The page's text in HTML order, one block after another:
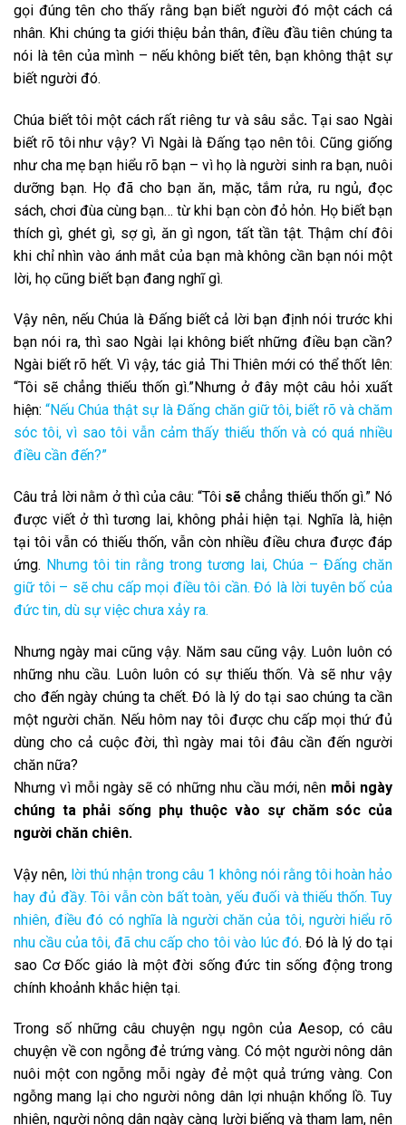
gọi đúng tên cho thấy rằng bạn biết người đó một cách cá
nhân. Khi chúng ta giới thiệu bản thân, điều đầu tiên chúng ta
nói là tên của mình – nếu không biết tên, bạn không thật sự
biết người đó.
Chúa biết tôi một cách rất riêng tư và sâu sắc. Tại sao Ngài
biết rõ tôi như vậy? Vì Ngài là Đấng tạo nên tôi. Cũng giống
như cha mẹ bạn hiểu rõ bạn – vì họ là người sinh ra bạn, nuôi
dưỡng bạn. Họ đã cho bạn ăn, mặc, tắm rửa, ru ngủ, đọc
sách, chơi đùa cùng bạn… từ khi bạn còn đỏ hỏn. Họ biết bạn
thích gì, ghét gì, sợ gì, ăn gì ngon, tất tần tật. Thậm chí đôi
khi chỉ nhìn vào ánh mắt của bạn mà không cần bạn nói một
lời, họ cũng biết bạn đang nghĩ gì.
Vậy nên, nếu Chúa là Đấng biết cả lời bạn định nói trước khi
bạn nói ra, thì sao Ngài lại không biết những điều bạn cần?
Ngài biết rõ hết. Vì vậy, tác giả Thi Thiên mới có thể thốt lên:
“Tôi sẽ chẳng thiếu thốn gì.”Nhưng ở đây một câu hỏi xuất
hiện:“Nếu Chúa thật sự là Đấng chăn giữ tôi, biết rõ và chăm
sóc tôi, vì sao tôi vẫn cảm thấy thiếu thốn và có quá nhiều
điều cần đến?”
Câu trả lời nằm ở thì của câu: “Tôi sẽ chẳng thiếu thốn gì.” Nó
được viết ở thì tương lai, không phải hiện tại. Nghĩa là, hiện
tại tôi vẫn có thiếu thốn, vẫn còn nhiều điều chưa được đáp
ứng. Nhưng tôi tin rằng trong tương lai, Chúa – Đấng chăn
giữ tôi – sẽ chu cấp mọi điều tôi cần. Đó là lời tuyên bố của
đức tin, dù sự việc chưa xảy ra.
Nhưng ngày mai cũng vậy. Năm sau cũng vậy. Luôn luôn có
những nhu cầu. Luôn luôn có sự thiếu thốn. Và sẽ như vậy
cho đến ngày chúng ta chết. Đó là lý do tại sao chúng ta cần
một người chăn. Nếu hôm nay tôi được chu cấp mọi thứ đủ
dùng cho cả cuộc đời, thì ngày mai tôi đâu cần đến người
chăn nữa?
Nhưng vì mỗi ngày sẽ có những nhu cầu mới, nên mỗi ngày
chúng ta phải sống phụ thuộc vào sự chăm sóc của
người chăn chiên.
Vậy nên, lời thú nhận trong câu 1 không nói rằng tôi hoàn hảo
hay đủ đầy. Tôi vẫn còn bất toàn, yếu đuối và thiếu thốn. Tuy
nhiên, điều đó có nghĩa là người chăn của tôi, người hiểu rõ
nhu cầu của tôi, đã chu cấp cho tôi vào lúc đó. Đó là lý do tại
sao Cơ Đốc giáo là một đời sống đức tin sống động trong
chính khoảnh khắc hiện tại.
Trong số những câu chuyện ngụ ngôn của Aesop, có câu
chuyện về con ngỗng đẻ trứng vàng. Có một người nông dân
nuôi một con ngỗng mỗi ngày đẻ một quả trứng vàng. Con
ngỗng mang lại cho người nông dân lợi nhuận khổng lồ. Tuy
nhiên, người nông dân ngày càng lười biếng và tham lam, nên